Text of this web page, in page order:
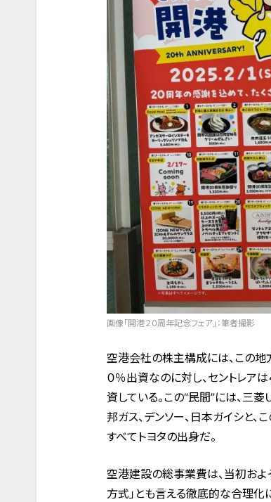
画像「開港２０周年記念フェア」：筆者撮影
空港会社の株主構成には、この地
０％出資なのに対し、セントレア
資している。この“民間”には、三菱
邦ガス、デンソー、日本ガイシと
すべてトヨタの出身だ。
空港建設の総事業費は、当初およそ
方式」とも言える徹底的な合理化